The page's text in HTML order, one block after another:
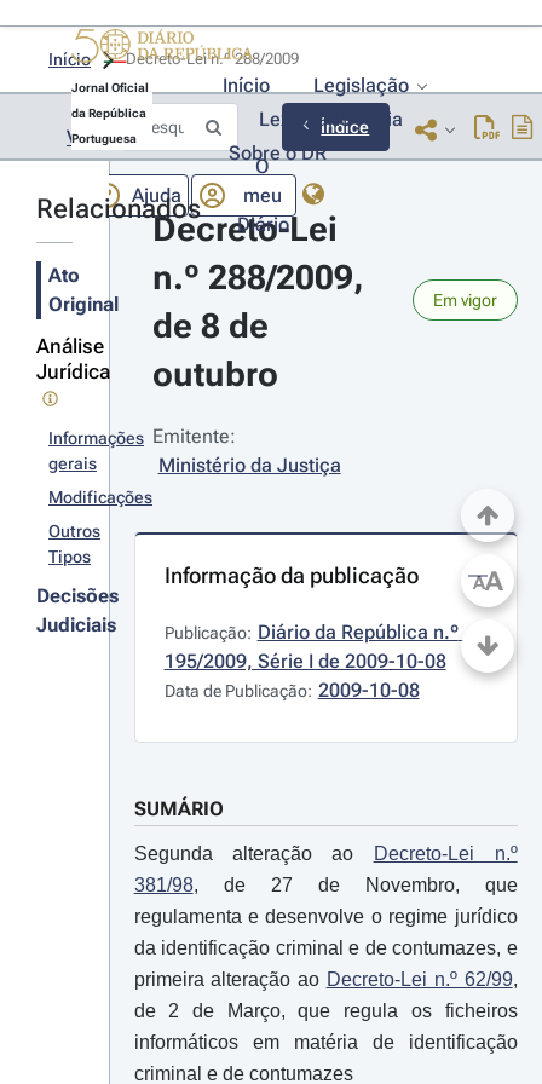
Jornal Oficial
da República
Portuguesa
Início
Legislação
Lexionário
Lia
Sobre o DR
Ajuda
O
meu
Diário
Início
Voltar Índice
Relacionados
Ato
Original
Análise
Jurídica
Informações
gerais
Modificações
Outros
Tipos
Decisões
Judiciais
Decreto-Lei
n.º 288/2009,
de 8 de
outubro
Em vigor
Emitente:
Ministério da Justiça
Informação da publicação
Publicação: Diário da República n.º
195/2009, Série I de 2009-10-08
Data de Publicação: 2009-10-08
SUMÁRIO
Segunda alteração ao
Decreto-Lei n.º
381/98, de 27 de Novembro, que
regulamenta e desenvolve o regime jurídico
da identificação criminal e de contumazes, e
primeira alteração ao Decreto-Lei n.º 62/99,
de 2 de Março, que regula os ficheiros
informáticos em matéria de identificação
criminal e de contumazes
AA